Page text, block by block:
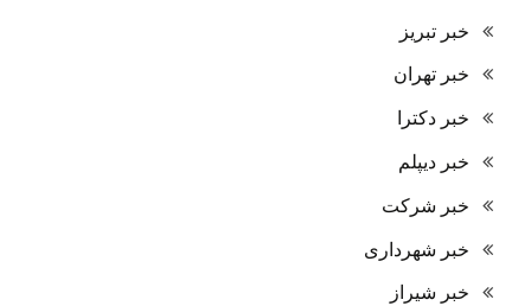
خبر تبریز
خبر تهران
خبر دکترا
خبر دیپلم
خبر شرکت
خبر شهرداری
خبر شیراز